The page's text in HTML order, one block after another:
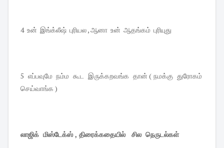
4 உன் இங்க்லீஷ் புரியல , ஆனா உன் ஆதங்கம் புரியுது
5 எப்பவுமே நம்ம கூட இருக்கறவங்க தான் ( நமக்கு துரோகம்
செய்வாங்க )
லாஜிக் மிஸ்டேக்ஸ் , திரைக்கதையில் சில நெருடல்கள்